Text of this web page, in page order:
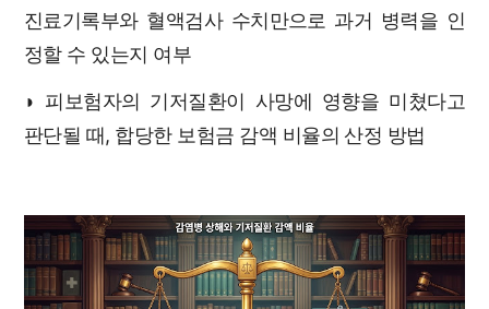
진료기록부와 혈액검사 수치만으로 과거 병력을 인
정할 수 있는지 여부
◗ 피보험자의 기저질환이 사망에 영향을 미쳤다고
판단될 때, 합당한 보험금 감액 비율의 산정 방법